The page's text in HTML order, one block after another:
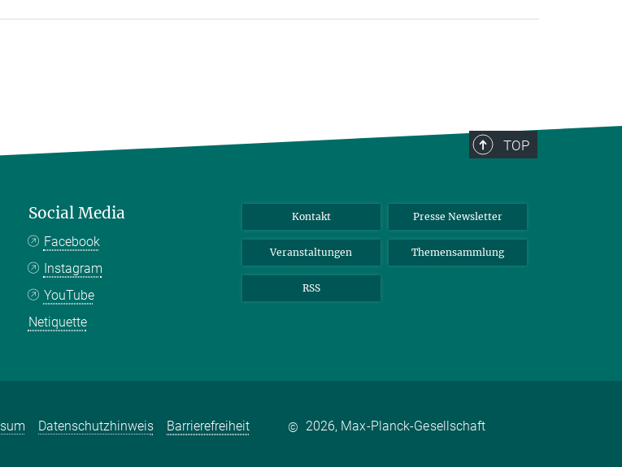
TOP
Social Media
Facebook
Instagram
YouTube
Netiquette
Kontakt Presse Newsletter
Veranstaltungen Themensammlung
RSS
Datenschutzhinweis Barrierefreiheit © 2026, Max-Planck-Gesellschaft